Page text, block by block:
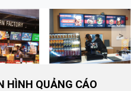
dụng trong giáo dục.
>
HÌNH QUẢNG CÁO